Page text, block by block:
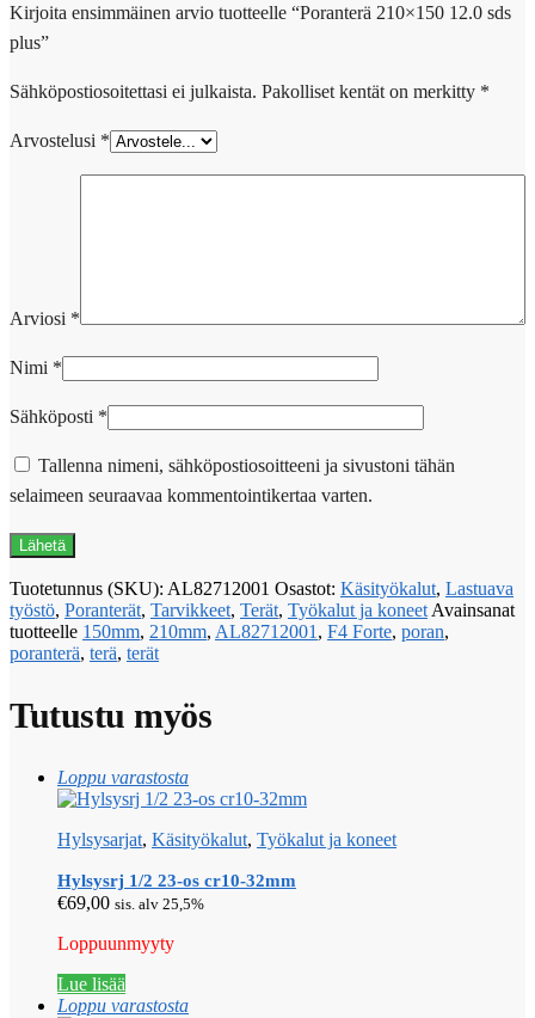
Kirjoita ensimmäinen arvio tuotteelle “Poranterä 210×150 12.0 sds
plus”
Sähköpostiosoitettasi ei julkaista. Pakolliset kentät on merkitty *
Arvostelusi *
Arviosi *
Nimi *
Sähköposti *
Tallenna nimeni, sähköpostiosoitteeni ja sivustoni tähän
selaimeen seuraavaa kommentointikertaa varten.
Tuotetunnus (SKU): AL82712001 Osastot: Käsityökalut, Lastuava
työstö, Poranterät, Tarvikkeet, Terät, Työkalut ja koneet Avainsanat
tuotteelle 150mm, 210mm, AL82712001 , F4 Forte, poran,
poranterä, terä, terät
Tutustu myös
Loppu varastosta
Hylsysarjat, Käsityökalut, Työkalut ja koneet
Hylsysrj 1/2 23-os cr10-32mm
€69,00 sis. alv 25,5%
Loppuunmyyty
Lue lisää
Loppu varastosta